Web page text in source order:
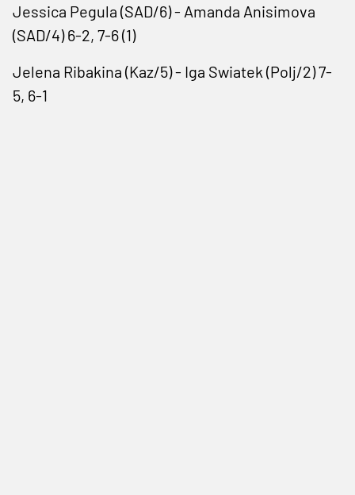
Jessica Pegula (SAD/6) - Amanda Anisimova
(SAD/4) 6-2, 7-6 (1)
Jelena Ribakina (Kaz/5) - Iga Swiatek (Polj/2) 7-
5, 6-1